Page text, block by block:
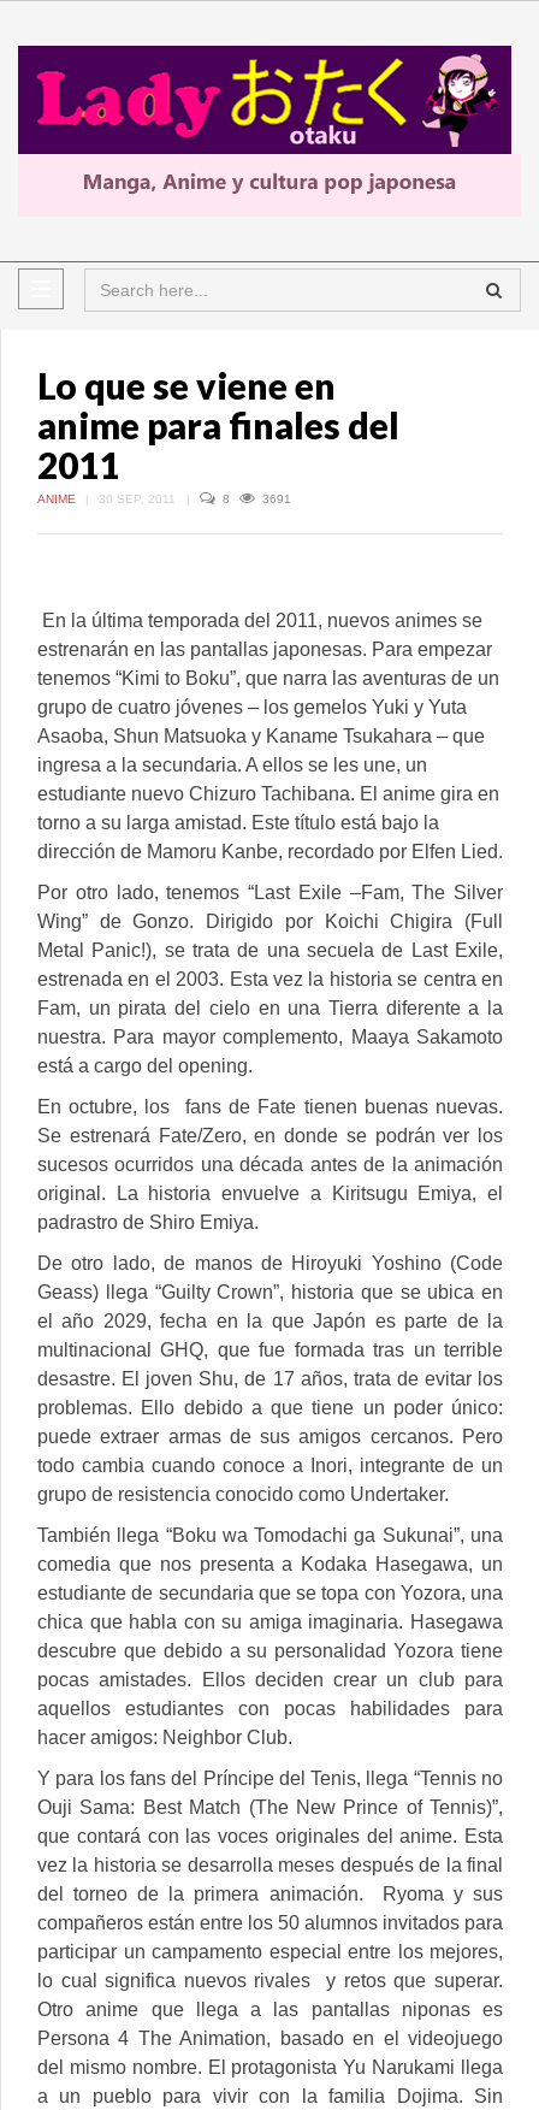
Lo que se viene en
anime para finales del
2011
ANIME | 30 SEP, 2011 | 8 3691
En la última temporada del 2011, nuevos animes se
estrenarán en las pantallas japonesas. Para empezar
tenemos “Kimi to Boku”, que narra las aventuras de un
grupo de cuatro jóvenes – los gemelos Yuki y Yuta
Asaoba, Shun Matsuoka y Kaname Tsukahara – que
ingresa a la secundaria. A ellos se les une, un
estudiante nuevo Chizuro Tachibana. El anime gira en
torno a su larga amistad. Este título está bajo la
dirección de Mamoru Kanbe, recordado por Elfen Lied.
Por otro lado, tenemos “Last Exile –Fam, The Silver
Wing” de Gonzo. Dirigido por Koichi Chigira (Full
Metal Panic!), se trata de una secuela de Last Exile,
estrenada en el 2003. Esta vez la historia se centra en
Fam, un pirata del cielo en una Tierra diferente a la
nuestra. Para mayor complemento, Maaya Sakamoto
está a cargo del opening.
En octubre, los fans de Fate tienen buenas nuevas.
Se estrenará Fate/Zero, en donde se podrán ver los
sucesos ocurridos una década antes de la animación
original. La historia envuelve a Kiritsugu Emiya, el
padrastro de Shiro Emiya.
De otro lado, de manos de Hiroyuki Yoshino (Code
Geass) llega “Guilty Crown”, historia que se ubica en
el año 2029, fecha en la que Japón es parte de la
multinacional GHQ, que fue formada tras un terrible
desastre. El joven Shu, de 17 años, trata de evitar los
problemas. Ello debido a que tiene un poder único:
puede extraer armas de sus amigos cercanos. Pero
todo cambia cuando conoce a Inori, integrante de un
grupo de resistencia conocido como Undertaker.
También llega “Boku wa Tomodachi ga Sukunai”, una
comedia que nos presenta a Kodaka Hasegawa, un
estudiante de secundaria que se topa con Yozora, una
chica que habla con su amiga imaginaria. Hasegawa
descubre que debido a su personalidad Yozora tiene
pocas amistades. Ellos deciden crear un club para
aquellos estudiantes con pocas habilidades para
hacer amigos: Neighbor Club.
Y para los fans del Príncipe del Tenis, llega “Tennis no
Ouji Sama: Best Match (The New Prince of Tennis)”,
que contará con las voces originales del anime. Esta
vez la historia se desarrolla meses después de la final
del torneo de la primera animación. Ryoma y sus
compañeros están entre los 50 alumnos invitados para
participar un campamento especial entre los mejores,
lo cual significa nuevos rivales y retos que superar.
Otro anime que llega a las pantallas niponas es
Persona 4 The Animation, basado en el videojuego
del mismo nombre. El protagonista Yu Narukami llega
a un pueblo para vivir con la familia Dojima. Sin